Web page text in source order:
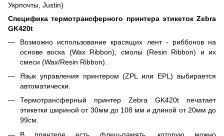
Укрпочты, Justin)
Специфика термотрансферного принтера этикеток Zebra
GK420t
Возможно использование красящих лент - риббонов на
основе воска (Wax Ribbon), смолы (Resin Ribbon) и их
смеси (Wax/Resin Ribbon).
Язык управления принтером (ZPL или EPL) выбирается
автоматически.
Термотрансферный принтер Zebra GK420t печатает
этикетки шириной от 30мм до 108 мм и длиной от 20мм до
99см.
В принтере есть флеш-память, которую можно